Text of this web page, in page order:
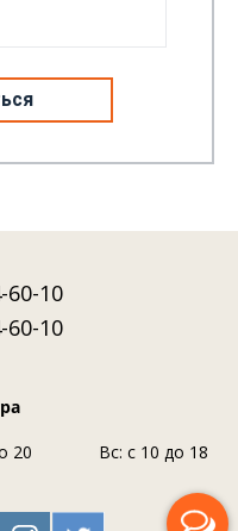
60-10
60-10
20
Вс: с 10 до 18